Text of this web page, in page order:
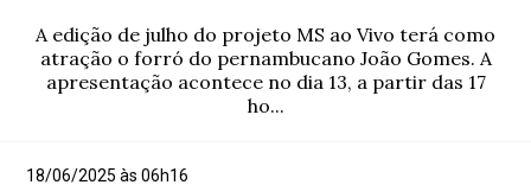
A edição de julho do projeto MS ao Vivo terá como
atração o forró do pernambucano João Gomes. A
apresentação acontece no dia 13, a partir das 17
ho...
18/06/2025 às 06h16